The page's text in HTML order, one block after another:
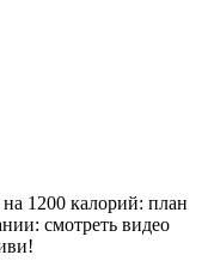
1200 калорий: план
смотреть видео